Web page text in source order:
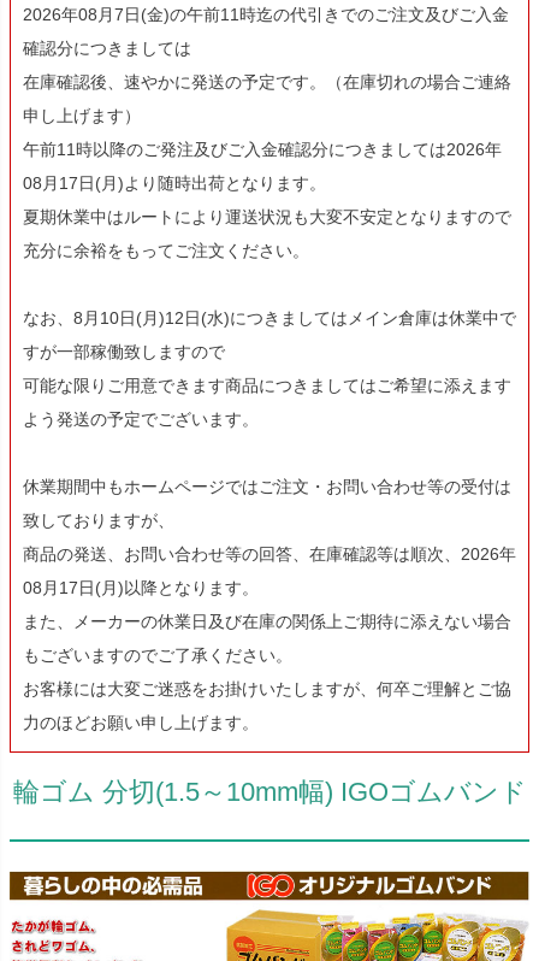
2026年08月7日(金)の午前11時迄の代引きでのご注文及びご入金
確認分につきましては
在庫確認後、速やかに発送の予定です。（在庫切れの場合ご連絡
申し上げます）
午前11時以降のご発注及びご入金確認分につきましては2026年
08月17日(月)より随時出荷となります。
夏期休業中はルートにより運送状況も大変不安定となりますので
充分に余裕をもってご注文ください。
なお、8月10日(月)12日(水)につきましてはメイン倉庫は休業中で
すが一部稼働致しますので
可能な限りご用意できます商品につきましてはご希望に添えます
よう発送の予定でございます。
休業期間中もホームページではご注文・お問い合わせ等の受付は
致しておりますが、
商品の発送、お問い合わせ等の回答、在庫確認等は順次、2026年
08月17日(月)以降となります。
また、メーカーの休業日及び在庫の関係上ご期待に添えない場合
もございますのでご了承ください。
お客様には大変ご迷惑をお掛けいたしますが、何卒ご理解とご協
力のほどお願い申し上げます。
輪ゴム 分切(1.5～10mm幅) IGOゴムバンド